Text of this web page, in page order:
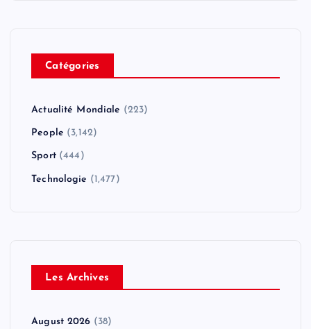
Catégories
Actualité Mondiale (223)
People (3,142)
Sport(444)
Technologie (1,477)
Les Archives
August 2026 (38)